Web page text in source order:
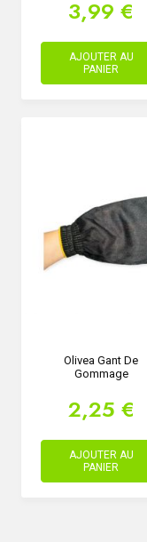
3,99 €
AJOUTER AU
PANIER
Olivea Gant De
Gommage
2,25 €
AJOUTER AU
PANIER